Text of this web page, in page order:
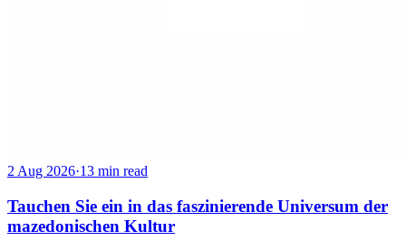
2 Aug 2026·13 min read
Tauchen Sie ein in das faszinierende Universum der
mazedonischen Kultur